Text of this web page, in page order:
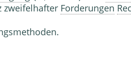
zweifelhafter Forderungen